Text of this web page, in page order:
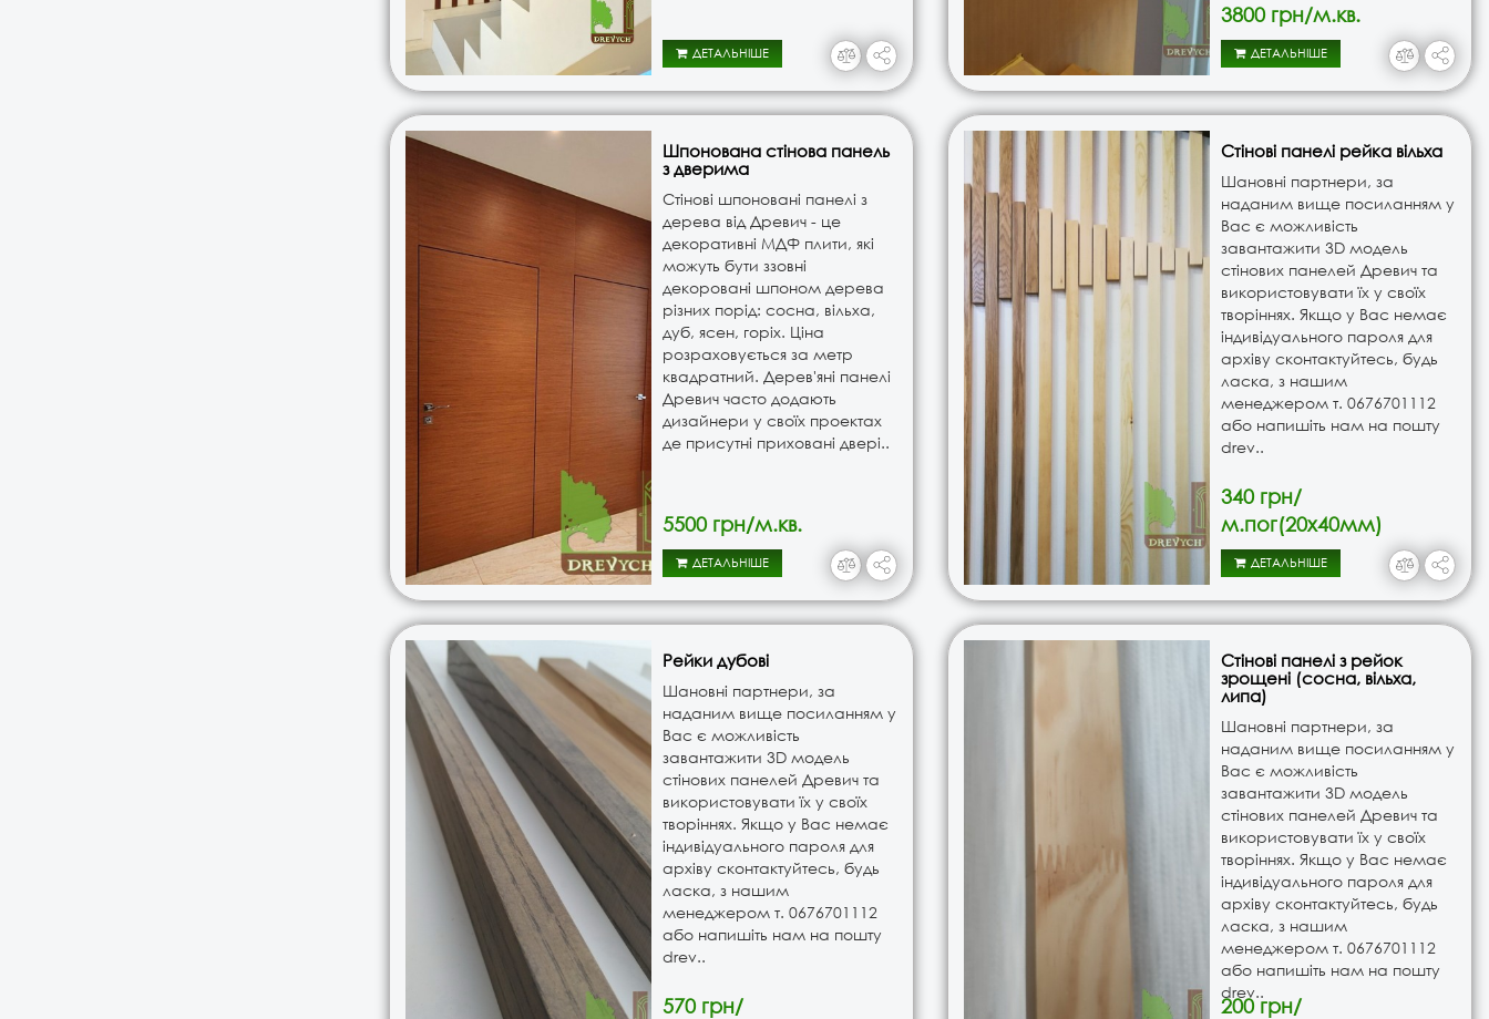
ДЕТАЛЬНІШЕ
3800 грн/м.кв.
ДЕТАЛЬНІШЕ
Шпонована стінова панель
з дверима
Стінові шпоновані панелі з
дерева від Древич - це
декоративні МДФ плити, які
можуть бути ззовні
декоровані шпоном дерева
різних порід: сосна, вільха,
дуб, ясен, горіх. Ціна
розраховується за метр
квадратний. Дерев'яні панелі
Древич часто додають
дизайнери у своїх проектах
де присутні приховані двері..
5500 грн/м.кв.
ДЕТАЛЬНІШЕ
Стінові панелі рейка вільха
Шановні партнери, за
наданим вище посиланням у
Вас є можливість
завантажити 3D модель
стінових панелей Древич та
використовувати їх у своїх
творіннях. Якщо у Вас немає
індивідуального пароля для
архіву сконтактуйтесь, будь
ласка, з нашим
менеджером т. ‎0676701112
або напишіть нам на пошту
drev..
340 грн/
м.пог(20х40мм)
ДЕТАЛЬНІШЕ
Рейки дубові
Шановні партнери, за
наданим вище посиланням у
Вас є можливість
завантажити 3D модель
стінових панелей Древич та
використовувати їх у своїх
творіннях. Якщо у Вас немає
індивідуального пароля для
архіву сконтактуйтесь, будь
ласка, з нашим
менеджером т. ‎0676701112
або напишіть нам на пошту
drev..
570 грн/
Стінові панелі з рейок
зрощені (сосна, вільха,
липа)
Шановні партнери, за
наданим вище посиланням у
Вас є можливість
завантажити 3D модель
стінових панелей Древич та
використовувати їх у своїх
творіннях. Якщо у Вас немає
індивідуального пароля для
архіву сконтактуйтесь, будь
ласка, з нашим
менеджером т. ‎0676701112
або напишіть нам на пошту
drev..
200 грн/